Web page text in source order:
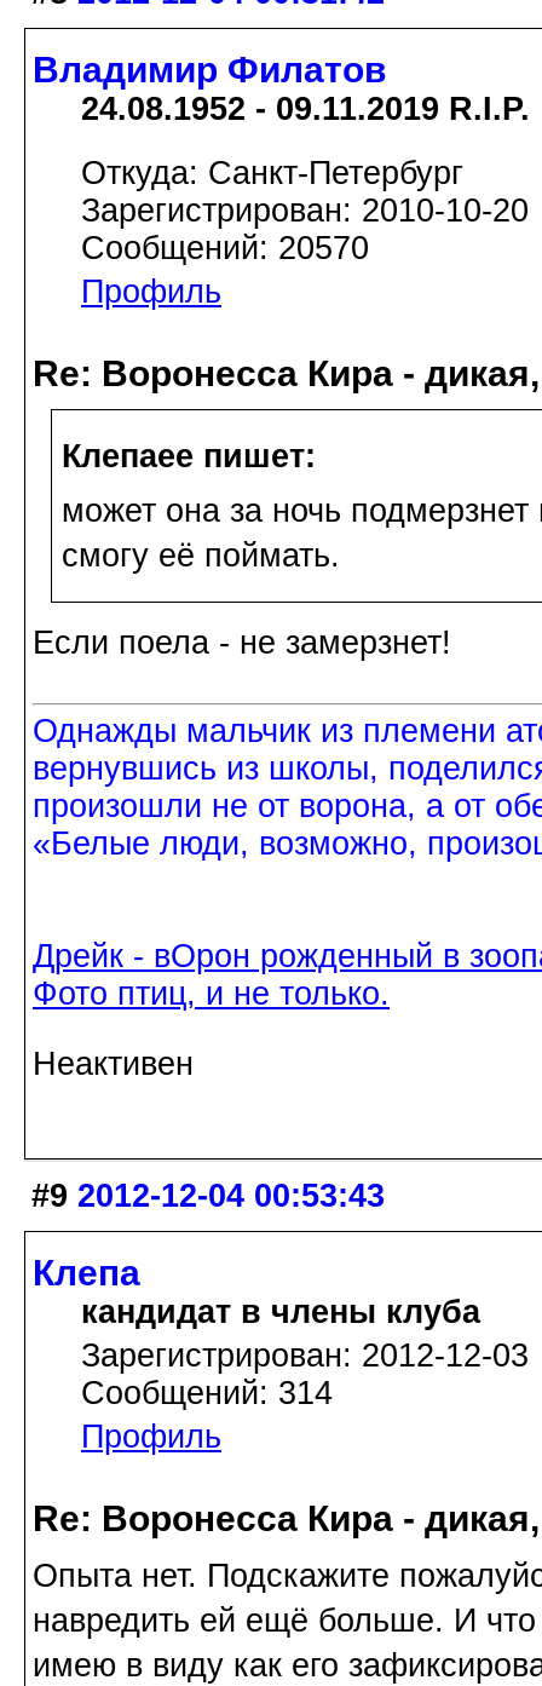
Владимир Филатов
24.08.1952 - 09.11.2019 R.I.P.
Откуда: Санкт-Петербург
Зарегистрирован: 2010-10-20
Сообщений: 20570
Профиль
Re: Воронесса Кира -
Клепаee пишет:
может она за ночь
смогу её поймать.
Если поела - не замерзнет!
Однажды мальчик из племени
вернувшись из школы,
произошли не от ворона, а от
«Белые люди, возможно,
Дрейк - вОрон рожденный в
Фото птиц, и не только.
Неактивен
#9 2012-12-04 00:53:43
Клепа
кандидат в члены клуба
Зарегистрирован: 2012-12-03
Сообщений: 314
Профиль
Re: Воронесса Кира -
Опыта нет. Подскажите
навредить ей ещё больше. И
имею в виду как его